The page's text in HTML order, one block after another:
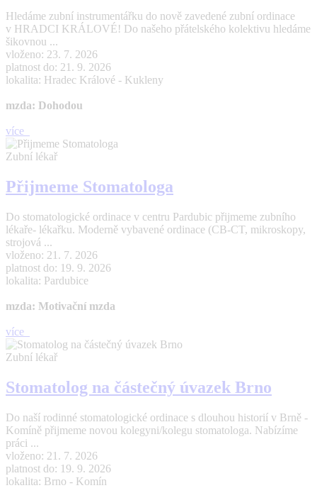
Hledáme zubní instrumentářku do nově zavedené zubní ordinace
v HRADCI KRÁLOVÉ! Do našeho přátelského kolektivu hledáme
šikovnou ...
vloženo: 23. 7. 2026
platnost do: 21. 9. 2026
lokalita: Hradec Králové - Kukleny
mzda: Dohodou
více
Zubní lékař
Přijmeme Stomatologa
Do stomatologické ordinace v centru Pardubic přijmeme zubního
lékaře- lékařku. Moderně vybavené ordinace (CB-CT, mikroskopy,
strojová ...
vloženo: 21. 7. 2026
platnost do: 19. 9. 2026
lokalita: Pardubice
mzda: Motivační mzda
více
Zubní lékař
Stomatolog na částečný úvazek Brno
Do naší rodinné stomatologické ordinace s dlouhou historií v Brně -
Komíně přijmeme novou kolegyni/kolegu stomatologa. Nabízíme
práci ...
vloženo: 21. 7. 2026
platnost do: 19. 9. 2026
lokalita: Brno - Komín